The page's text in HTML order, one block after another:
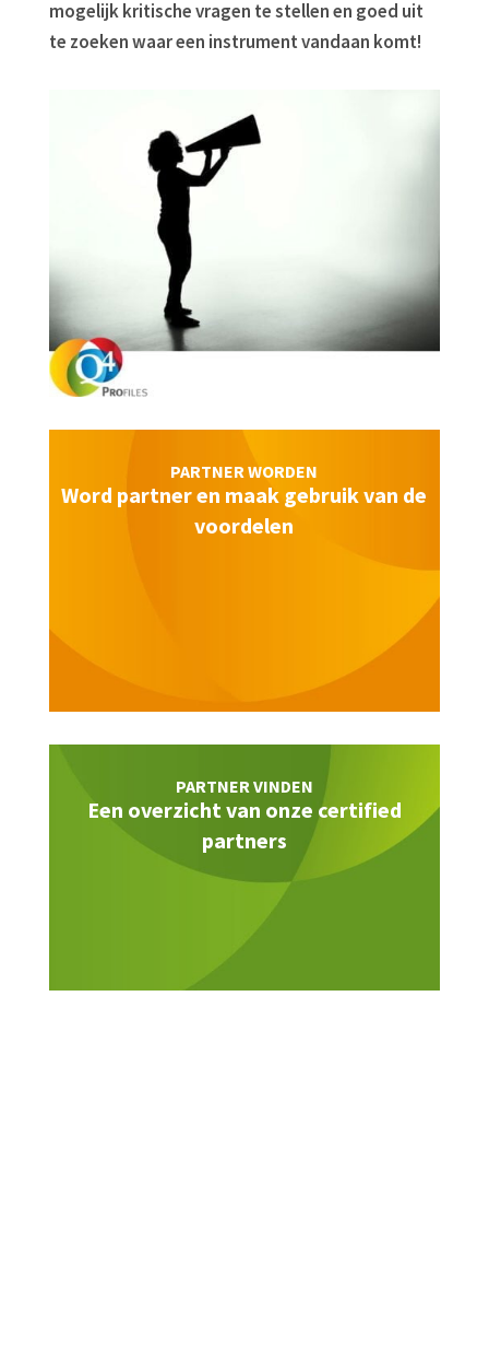
mogelijk kritische vragen te stellen en goed uit
te zoeken waar een instrument vandaan komt!
PARTNER WORDEN
Word partner en maak gebruik van de
voordelen
PARTNER VINDEN
Een overzicht van onze certified
partners